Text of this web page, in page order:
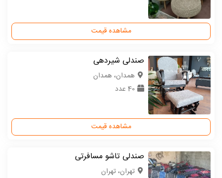
مشاهده قیمت
صندلی شیردهی
همدان، همدان
40 عدد
مشاهده قیمت
صندلی تاشو مسافرتی
تهران، تهران